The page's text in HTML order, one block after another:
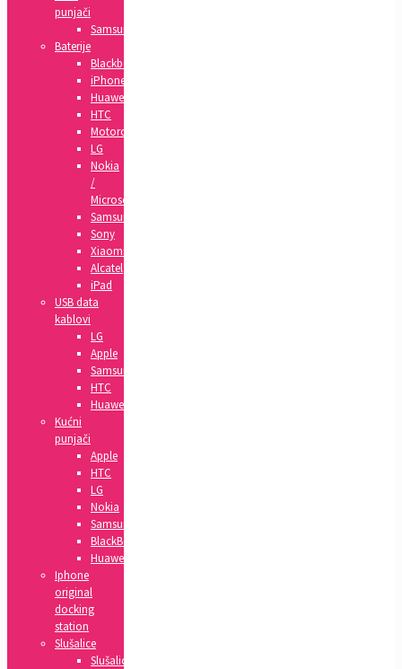
punjači
Samsung
Baterije
Blackberry
iPhone
Huawei
HTC
Motorola
LG
Nokia
/
Microsoft
Samsung
Sony
Xiaomi
Alcatel
iPad
USB data
kablovi
LG
Apple
Samsung
HTC
Huawei
Kućni
punjači
Apple
HTC
LG
Nokia
Samsung
BlackBerry
Huawei
Iphone
original
docking
station
Slušalice
Slušalice